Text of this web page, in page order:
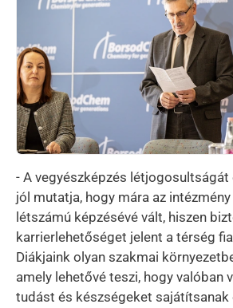
- A vegyészképzés létjogosultságát
jól mutatja, hogy mára az
létszámú képzésévé vált, hiszen
karrierlehetőséget jelent a térség
Diákjaink olyan szakmai
amely lehetővé teszi, hogy valóban
tudást és készségeket sajátítsanak